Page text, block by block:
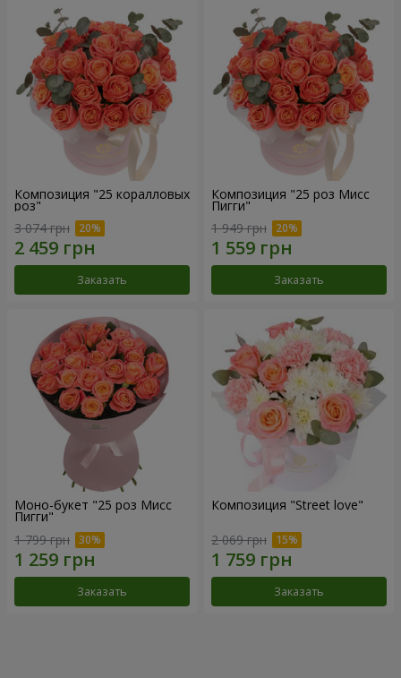
Композиция "25 коралловых
роз"
3 074 грн
Заказать
Композиция "25 роз Мисс
Пигги"
1 949 грн
Заказать
Моно-букет "25 роз Мисс
Пигги"
1 799 грн
Заказать
Композиция "Street love"
2 069 грн
Заказать